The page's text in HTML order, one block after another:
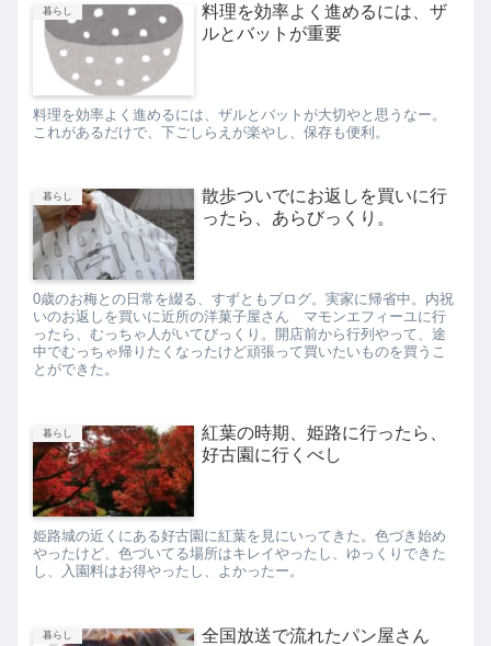
暮らし
料理を効率よく進めるには、ザ
ルとバットが重要
料理を効率よく進めるには、ザルとバットが大切やと思うなー。
これがあるだけで、下ごしらえが楽やし、保存も便利。
暮らし
散歩ついでにお返しを買いに行
ったら、あらびっくり。
0歳のお梅との日常を綴る、すずともブログ。実家に帰省中。内祝
いのお返しを買いに近所の洋菓子屋さん マモンエフィーユに行
ったら、むっちゃ人がいてびっくり。開店前から行列やって、途
中でむっちゃ帰りたくなったけど頑張って買いたいものを買うこ
とができた。
暮らし
紅葉の時期、姫路に行ったら、
好古園に行くべし
姫路城の近くにある好古園に紅葉を見にいってきた。色づき始め
やったけど、色づいてる場所はキレイやったし、ゆっくりできた
し、入園料はお得やったし、よかったー。
暮らし
全国放送で流れたパン屋さん